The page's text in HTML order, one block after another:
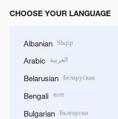
CHOOSE YOUR LANGUAGE
Albanian Shqip
Arabic العربية
Belarusian Беларуская
Bengali বাংলা
Bulgarian Български